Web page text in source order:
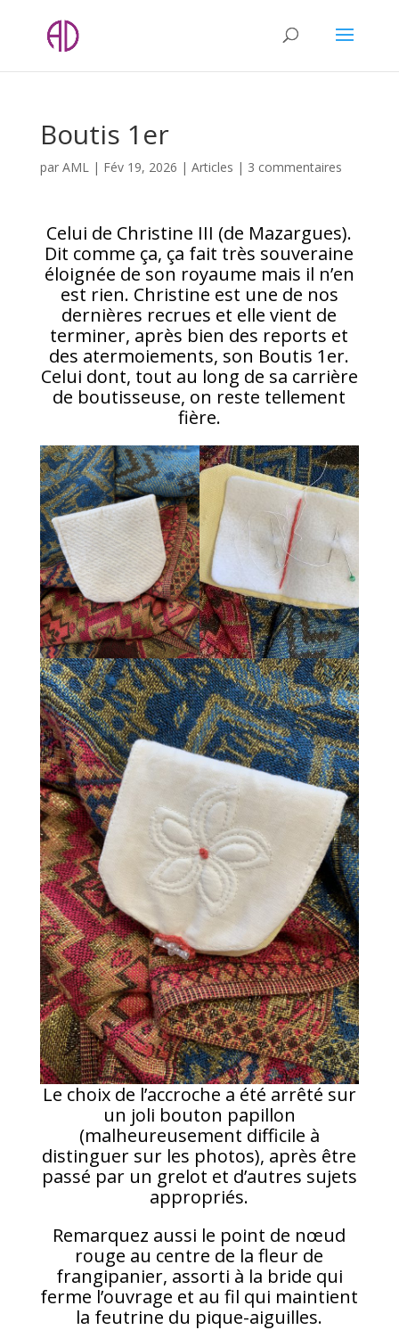
Boutis 1er
par AML| Fév 19, 2026 | Articles | 3 commentaires
Celui de Christine III (de Mazargues).
Dit comme ça, ça fait très souveraine
éloignée de son royaume mais il n’en
est rien. Christine est une de nos
dernières recrues et elle vient de
terminer, après bien des reports et
des atermoiements, son Boutis 1er.
Celui dont, tout au long de sa carrière
de boutisseuse, on reste tellement
fière.
Le choix de l’accroche a été arrêté sur
un joli bouton papillon
(malheureusement difficile à
distinguer sur les photos), après être
passé par un grelot et d’autres sujets
appropriés.
Remarquez aussi le point de nœud
rouge au centre de la fleur de
frangipanier, assorti à la bride qui
ferme l’ouvrage et au fil qui maintient
la feutrine du pique-aiguilles.